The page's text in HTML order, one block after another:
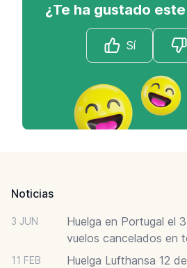
¿Te ha gustado
Sí
Noticias
3 JUN
Huelga en Portugal el
vuelos cancelados en
11 FEB
Huelga Lufthansa 12